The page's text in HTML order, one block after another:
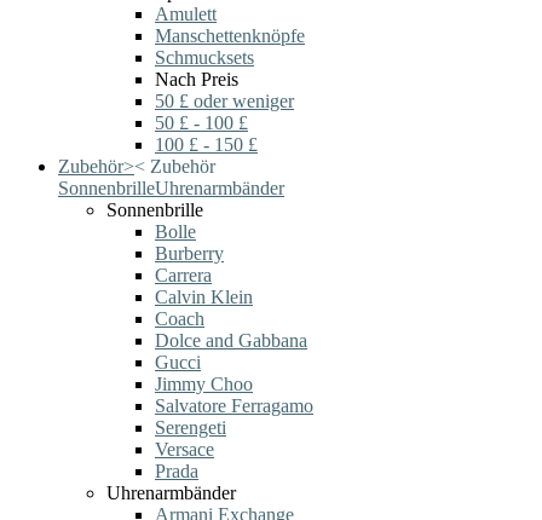
Amulett
Manschettenknöpfe
Schmucksets
Nach Preis
50 £ oder weniger
50 £ - 100 £
100 £ - 150 £
Zubehör>< Zubehör
SonnenbrilleUhrenarmbänder
Sonnenbrille
Bolle
Burberry
Carrera
Calvin Klein
Coach
Dolce and Gabbana
Gucci
Jimmy Choo
Salvatore Ferragamo
Serengeti
Versace
Prada
Uhrenarmbänder
Armani Exchange